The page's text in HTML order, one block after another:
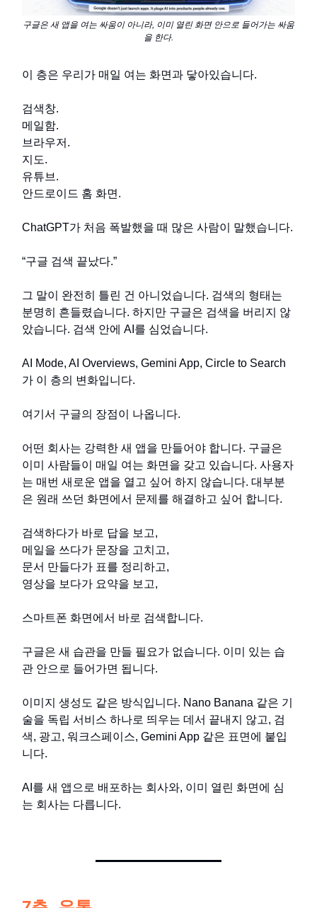
구글은 새 앱을 여는 싸움이 아니라, 이미 열린 화면 안으로 들어가는 싸움
을 한다.
이 층은 우리가 매일 여는 화면과 닿아있습니다.
검색창.
메일함.
브라우저.
지도.
유튜브.
안드로이드 홈 화면.
ChatGPT가 처음 폭발했을 때 많은 사람이 말했습니다.
“구글 검색 끝났다.”
그 말이 완전히 틀린 건 아니었습니다. 검색의 형태는
분명히 흔들렸습니다. 하지만 구글은 검색을 버리지 않
았습니다. 검색 안에 AI를 심었습니다.
AI Mode, AI Overviews, Gemini App, Circle to Search
가 이 층의 변화입니다.
여기서 구글의 장점이 나옵니다.
어떤 회사는 강력한 새 앱을 만들어야 합니다. 구글은
이미 사람들이 매일 여는 화면을 갖고 있습니다. 사용자
는 매번 새로운 앱을 열고 싶어 하지 않습니다. 대부분
은 원래 쓰던 화면에서 문제를 해결하고 싶어 합니다.
검색하다가 바로 답을 보고,
메일을 쓰다가 문장을 고치고,
문서 만들다가 표를 정리하고,
영상을 보다가 요약을 보고,
스마트폰 화면에서 바로 검색합니다.
구글은 새 습관을 만들 필요가 없습니다. 이미 있는 습
관 안으로 들어가면 됩니다.
이미지 생성도 같은 방식입니다. Nano Banana 같은 기
술을 독립 서비스 하나로 띄우는 데서 끝내지 않고, 검
색, 광고, 워크스페이스, Gemini App 같은 표면에 붙입
니다.
AI를 새 앱으로 배포하는 회사와, 이미 열린 화면에 심
는 회사는 다릅니다.